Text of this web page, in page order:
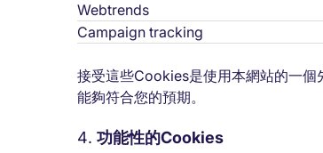
Webtrends
Campaign tracking
接受這些Cookies是使用本網站的一
能夠符合您的預期。
功能性的Cookies